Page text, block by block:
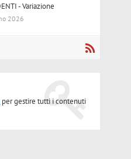
- Variazione
2026
per gestire tutti i contenuti